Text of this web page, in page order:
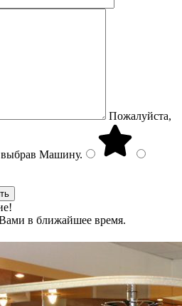
Пожалуйста,
Машину.
в ближайшее время.